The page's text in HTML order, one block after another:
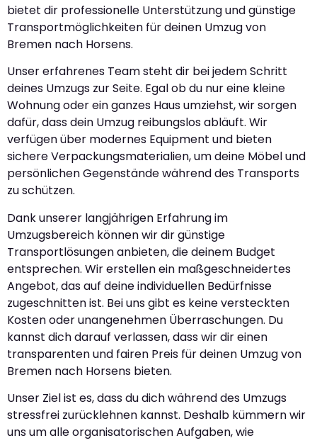
bietet dir professionelle Unterstützung und günstige
Transportmöglichkeiten für deinen Umzug von
Bremen nach Horsens.
Unser erfahrenes Team steht dir bei jedem Schritt
deines Umzugs zur Seite. Egal ob du nur eine kleine
Wohnung oder ein ganzes Haus umziehst, wir sorgen
dafür, dass dein Umzug reibungslos abläuft. Wir
verfügen über modernes Equipment und bieten
sichere Verpackungsmaterialien, um deine Möbel und
persönlichen Gegenstände während des Transports
zu schützen.
Dank unserer langjährigen Erfahrung im
Umzugsbereich können wir dir günstige
Transportlösungen anbieten, die deinem Budget
entsprechen. Wir erstellen ein maßgeschneidertes
Angebot, das auf deine individuellen Bedürfnisse
zugeschnitten ist. Bei uns gibt es keine versteckten
Kosten oder unangenehmen Überraschungen. Du
kannst dich darauf verlassen, dass wir dir einen
transparenten und fairen Preis für deinen Umzug von
Bremen nach Horsens bieten.
Unser Ziel ist es, dass du dich während des Umzugs
stressfrei zurücklehnen kannst. Deshalb kümmern wir
uns um alle organisatorischen Aufgaben, wie